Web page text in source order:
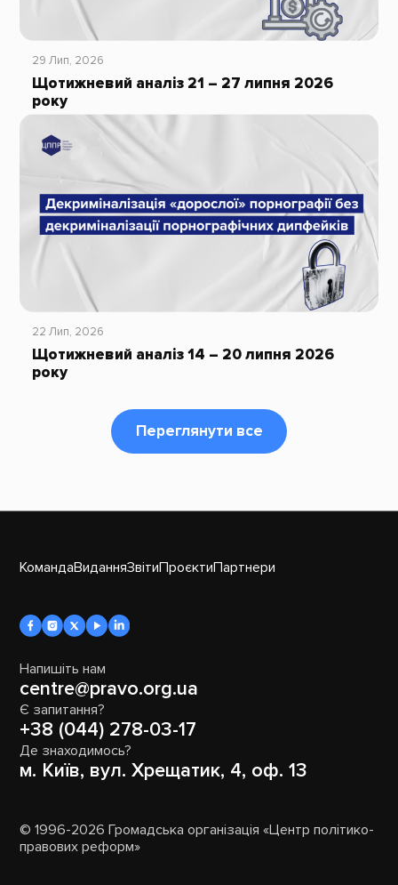
29 Лип, 2026
Щотижневий аналіз 21 – 27 липня 2026
року
22 Лип, 2026
Щотижневий аналіз 14 – 20 липня 2026
року
Переглянути все
КомандаВиданняЗвітиПроєктиПартнери
Напишіть нам
centre@pravo.org.ua
Є запитання?
+38 (044) 278-03-17
Де знаходимось?
м. Київ, вул. Хрещатик, 4, оф. 13
© 1996-2026 Громадська організація «Центр політико-
правових реформ»